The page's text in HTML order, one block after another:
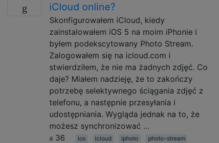
iCloud online?
Skonfigurowałem iCloud, kiedy
zainstalowałem iOS 5 na moim iPhonie i
byłem podekscytowany Photo Stream.
Zalogowałem się na icloud.com i
stwierdziłem, że nie ma żadnych zdjęć. Co
daje? Miałem nadzieję, że to zakończy
potrzebę selektywnego ściągania zdjęć z
telefonu, a następnie przesyłania i
udostępniania. Wygląda jednak na to, że
możesz synchronizować …
36
ios icloud iphoto photo-stream